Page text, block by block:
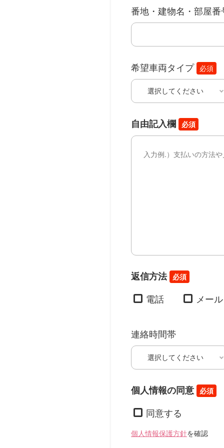
番地・建物名・部屋番
希望車両タイプ 必須
自由記入欄 必須
返信方法 必須
電話 メール
連絡時間帯
個人情報の同意 必須
同意する
個人情報保護方針を確認